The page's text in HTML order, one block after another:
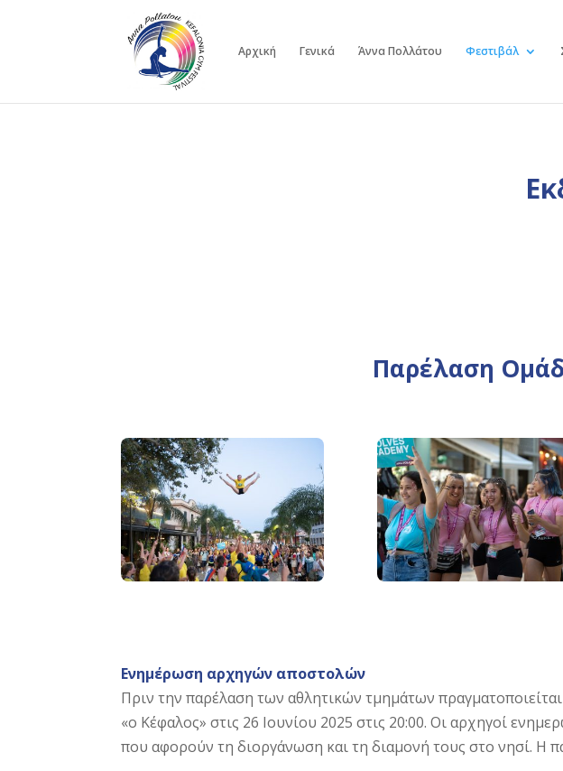
Αρχική Γενικά Άννα Πολλάτου Φεστιβάλ
Παρέλαση
Ενημέρωση αρχηγών αποστολών
Πριν την παρέλαση των αθλητικών τμημάτων
«ο Κέφαλος» στις 26 Ιουνίου 2025 στις 20:00. Οι αρχηγοί
που αφορούν τη διοργάνωση και τη διαμονή τους στο νησί.